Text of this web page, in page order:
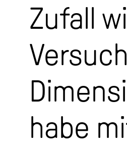
Zufall
habe